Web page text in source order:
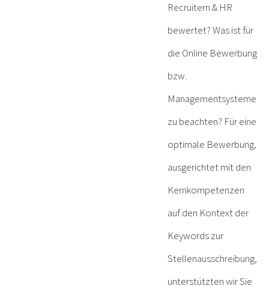
Recruitern & HR
bewertet? Was ist für
die Online Bewerbung
bzw.
Managementsysteme
zu beachten? Für eine
optimale Bewerbung,
ausgerichtet mit den
Kernkompetenzen
auf den Kontext der
Keywords zur
Stellenausschreibung,
unterstützten wir Sie